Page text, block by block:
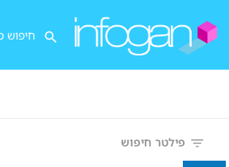
פילטר חיפוש